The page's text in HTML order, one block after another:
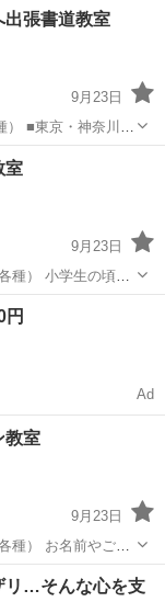
張書道教室
9月23日
） ■東京・神奈川に
行書
室
9月23日
生の頃か
字
Ad
教室
9月23日
種） お名前やご住
筆ペン
リ…そんな心を支